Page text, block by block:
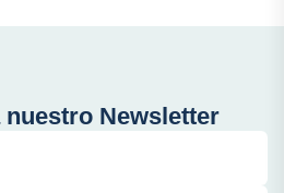
Newsletter